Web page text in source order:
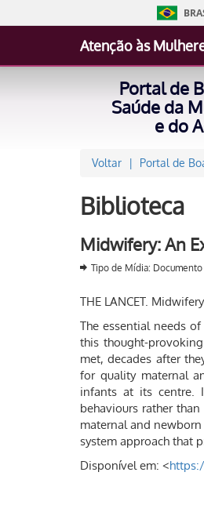
Atenção às
Portal de
Saúde da
e do
Voltar Portal de
Biblioteca
Midwifery: An
Tipo de Mídia: Documento
THE LANCET.
The essential needs
this thought-
met, decades after
for quality maternal
infants at its centre.
behaviours rather
maternal and
system approach that
Disponível em: <